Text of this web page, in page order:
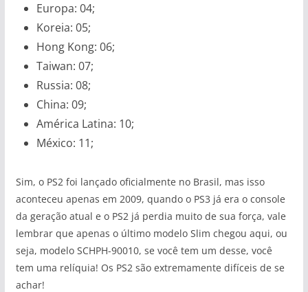
Europa: 04;
Koreia: 05;
Hong Kong: 06;
Taiwan: 07;
Russia: 08;
China: 09;
América Latina: 10;
México: 11;
Sim, o PS2 foi lançado oficialmente no Brasil, mas isso
aconteceu apenas em 2009, quando o PS3 já era o console
da geração atual e o PS2 já perdia muito de sua força, vale
lembrar que apenas o último modelo Slim chegou aqui, ou
seja, modelo SCHPH-90010, se você tem um desse, você
tem uma relíquia! Os PS2 são extremamente difíceis de se
achar!